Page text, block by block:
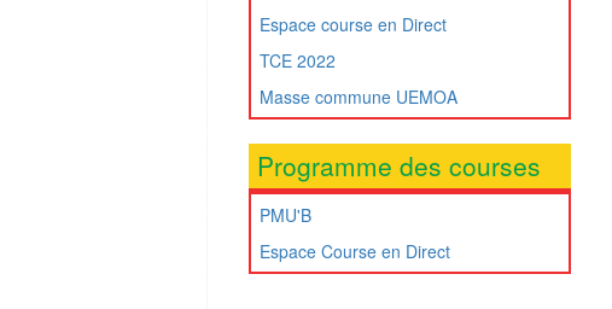
Espace course en Direct
TCE 2022
Masse commune UEMOA
Programme des courses
PMU'B
Espace Course en Direct